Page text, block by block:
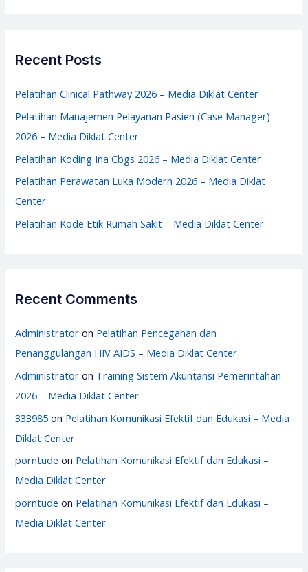
c
f
o
r
Recent Posts
Pelatihan Clinical Pathway 2026 – Media Diklat Center
Pelatihan Manajemen Pelayanan Pasien (Case Manager)
2026 – Media Diklat Center
Pelatihan Koding Ina Cbgs 2026 – Media Diklat Center
Pelatihan Perawatan Luka Modern 2026 – Media Diklat
Center
Pelatihan Kode Etik Rumah Sakit – Media Diklat Center
Recent Comments
Administrator on Pelatihan Pencegahan dan
Penanggulangan HIV AIDS – Media Diklat Center
Administrator on Training Sistem Akuntansi Pemerintahan
2026 – Media Diklat Center
333985 on Pelatihan Komunikasi Efektif dan Edukasi – Media
Diklat Center
porntude on Pelatihan Komunikasi Efektif dan Edukasi –
Media Diklat Center
porntude on Pelatihan Komunikasi Efektif dan Edukasi –
Media Diklat Center